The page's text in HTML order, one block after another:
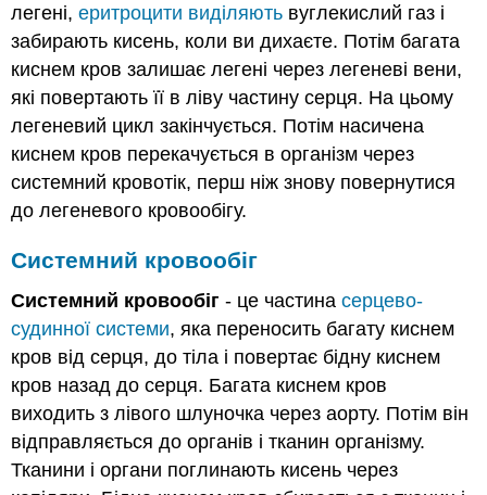
легені,еритроцити виділяють вуглекислий газ і
забирають кисень, коли ви дихаєте. Потім багата
киснем кров залишає легені через легеневі вени,
які повертають її в ліву частину серця. На цьому
легеневий цикл закінчується. Потім насичена
киснем кров перекачується в організм через
системний кровотік, перш ніж знову повернутися
до легеневого кровообігу.
Системний кровообіг
Системний кровообіг - це частинасерцево-
судинної системи, яка переносить багату киснем
кров від серця, до тіла і повертає бідну киснем
кров назад до серця. Багата киснем кров
виходить з лівого шлуночка через аорту. Потім він
відправляється до органів і тканин організму.
Тканини і органи поглинають кисень через